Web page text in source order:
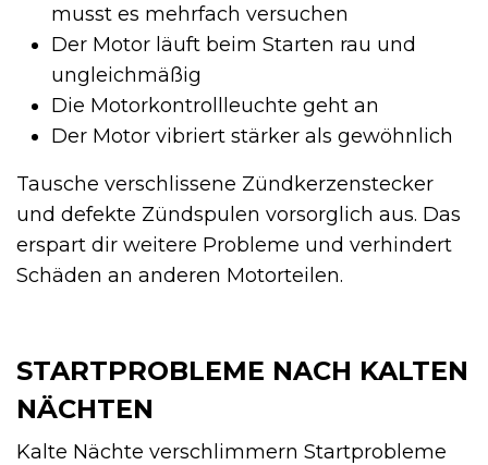
musst es mehrfach versuchen
Der Motor läuft beim Starten rau und
ungleichmäßig
Die Motorkontrollleuchte geht an
Der Motor vibriert stärker als gewöhnlich
Tausche verschlissene Zündkerzenstecker
und defekte Zündspulen vorsorglich aus. Das
erspart dir weitere Probleme und verhindert
Schäden an anderen Motorteilen.
STARTPROBLEME NACH KALTEN
NÄCHTEN
Kalte Nächte verschlimmern Startprobleme